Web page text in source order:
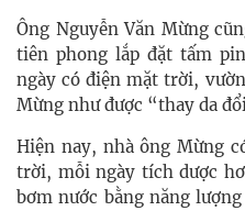
Ông Nguyễn Văn Mừng
tiên phong lắp đặt tấm
ngày có điện mặt trời,
Mừng như được “thay da
Hiện nay, nhà ông Mừng
trời, mỗi ngày tích dược
bơm nước bằng năng